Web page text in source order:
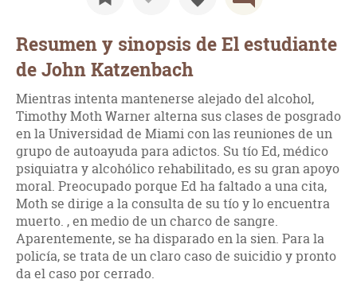
Resumen y sinopsis de El estudiante
de John Katzenbach
Mientras intenta mantenerse alejado del alcohol,
Timothy Moth Warner alterna sus clases de posgrado
en la Universidad de Miami con las reuniones de un
grupo de autoayuda para adictos. Su tío Ed, médico
psiquiatra y alcohólico rehabilitado, es su gran apoyo
moral. Preocupado porque Ed ha faltado a una cita,
Moth se dirige a la consulta de su tío y lo encuentra
muerto. , en medio de un charco de sangre.
Aparentemente, se ha disparado en la sien. Para la
policía, se trata de un claro caso de suicidio y pronto
da el caso por cerrado.